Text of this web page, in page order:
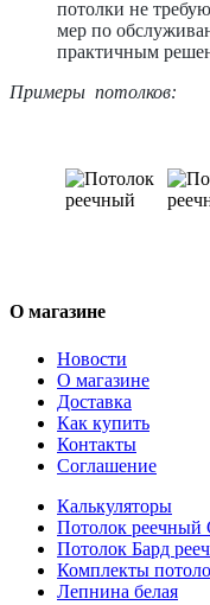
потолки не
мер по
практичным
Примеры потолков:
О магазине
Новости
О магазине
Доставка
Как купить
Контакты
Соглашение
Калькуляторы
Потолок реечный
Потолок Бард
Комплекты
Лепнина белая